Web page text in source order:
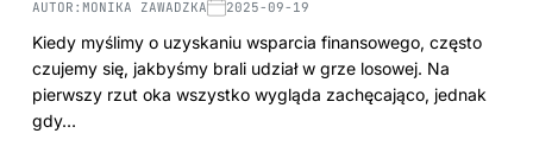
AUTOR: MONIKA ZAWADZKA 2025-09-19
Kiedy myślimy o uzyskaniu wsparcia finansowego, często
czujemy się, jakbyśmy brali udział w grze losowej. Na
pierwszy rzut oka wszystko wygląda zachęcająco, jednak
gdy…